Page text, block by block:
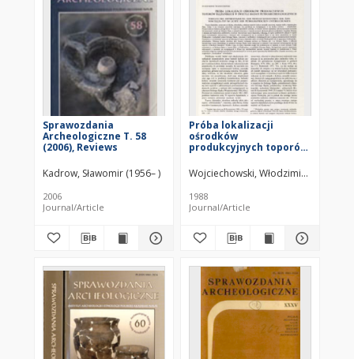
Sprawozdania
Archeologiczne T. 58
(2006), Reviews
Kadrow, Sławomir (1956– )
2006
Journal/Article
Próba lokalizacji
ośrodków
produkcyjnych toporów
badań
petroarcheologicznych
Wojciechowski, Włodzimierz
1988
Journal/Article